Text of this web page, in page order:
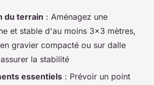
du terrain : Aménagez une
et stable d'au moins 3x3 mètres,
gravier compacté ou sur dalle
la stabilité
essentiels : Prévoir un point